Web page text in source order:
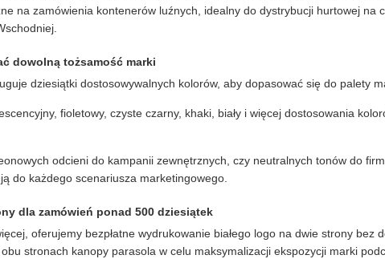
na zamówienia kontenerów luźnych, idealny do dystrybucji hurtowej na
dowolną tożsamość marki
dziesiątki dostosowywalnych kolorów, aby dopasować się do palety
fioletowy, czyste czarny, khaki, biały i więcej dostosowania
odcieni do kampanii zewnętrznych, czy neutralnych tonów do
do każdego scenariusza marketingowego.
dla zamówień ponad 500 dziesiątek
oferujemy bezpłatne wydrukowanie białego logo na dwie strony bez
stronach kanopy parasola w celu maksymalizacji ekspozycji marki